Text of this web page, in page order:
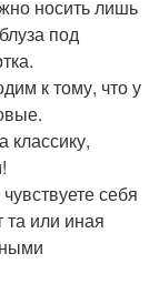
носить лишь
под
к тому, что у
классику,
себя
та или иная